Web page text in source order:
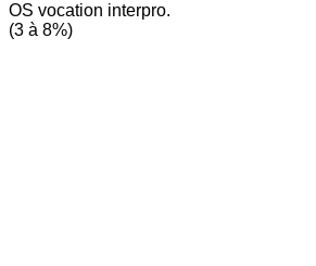
OS vocation interpro.
(3 à 8%)